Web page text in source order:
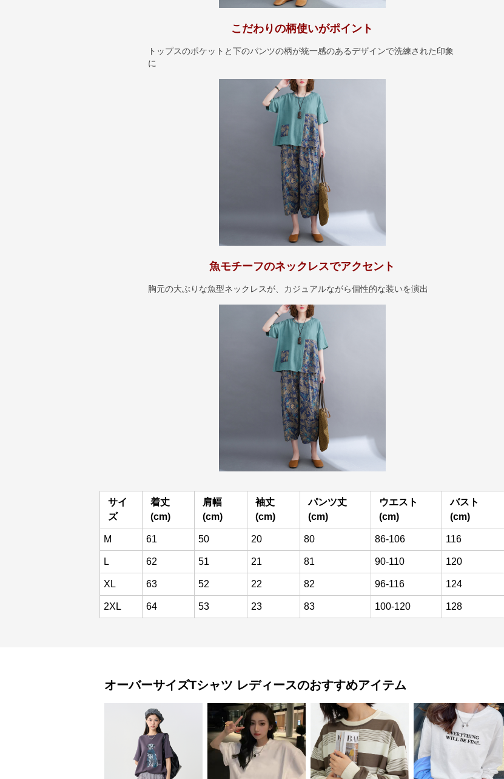
こだわりの柄使いがポイント
トップスのポケットと下のパンツの柄が統一感のあるデザインで洗練された印象
に
魚モチーフのネックレスでアクセント
胸元の大ぶりな魚型ネックレスが、カジュアルながら個性的な装いを演出
サイ
ズ
着丈
(cm)
肩幅
(cm)
袖丈
(cm)
パンツ丈
(cm)
ウエスト
(cm)
バスト
(cm)
M 61 50 20 80 86-106 116
L 62 51 21 81 90-110 120
XL 63 52 22 82 96-116 124
2XL 64 53 23 83 100-120 128
オーバーサイズTシャツ レディースのおすすめアイテム